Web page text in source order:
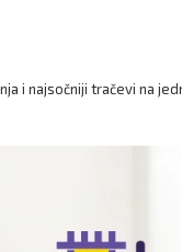
i najsočniji tračevi na